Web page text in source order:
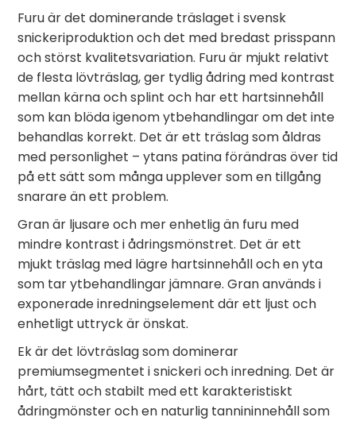
Furu är det dominerande träslaget i svensk
snickeriproduktion och det med bredast prisspann
och störst kvalitetsvariation. Furu är mjukt relativt
de flesta lövträslag, ger tydlig ådring med kontrast
mellan kärna och splint och har ett hartsinnehåll
som kan blöda igenom ytbehandlingar om det inte
behandlas korrekt. Det är ett träslag som åldras
med personlighet – ytans patina förändras över tid
på ett sätt som många upplever som en tillgång
snarare än ett problem.
Gran är ljusare och mer enhetlig än furu med
mindre kontrast i ådringsmönstret. Det är ett
mjukt träslag med lägre hartsinnehåll och en yta
som tar ytbehandlingar jämnare. Gran används i
exponerade inredningselement där ett ljust och
enhetligt uttryck är önskat.
Ek är det lövträslag som dominerar
premiumsegmentet i snickeri och inredning. Det är
hårt, tätt och stabilt med ett karakteristiskt
ådringmönster och en naturlig tannininnehåll som